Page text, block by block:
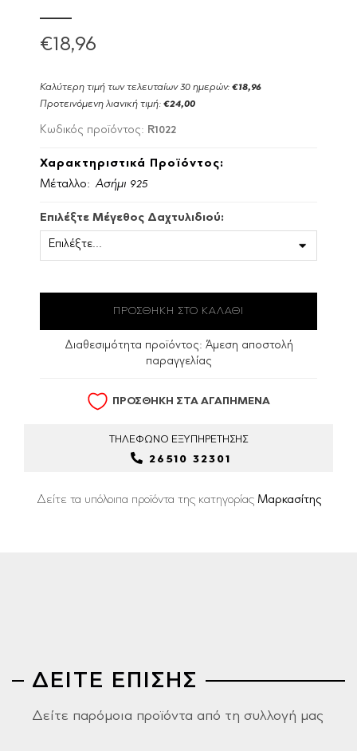
€18,96
Καλύτερη τιμή των τελευταίων 30 ημερών: €18,96
Προτεινόμενη λιανική τιμή: €24,00
Κωδικός προϊόντος: R1022
Χαρακτηριστικά Προϊόντος:
Μέταλλο: Ασήμι 925
Επιλέξτε Μέγεθος Δαχτυλιδιού:
Διαθεσιμότητα προϊόντος: Άμεση αποστολή
παραγγελίας
ΠΡΟΣΘΗΚΗ ΣΤΑ ΑΓΑΠΗΜΕΝΑ
ΤΗΛΕΦΩΝΟ ΕΞΥΠΗΡΕΤΗΣΗΣ
26510 32301
Δείτε τα υπόλοιπα προϊόντα της κατηγορίας Μαρκασίτης
ΔΕΙΤΕ ΕΠΙΣΗΣ
Δείτε παρόμοια προϊόντα από τη συλλογή μας